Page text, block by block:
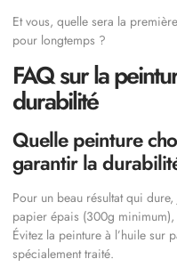
Et vous, quelle sera la
pour longtemps ?
FAQ sur la
durabilité
Quelle peinture
garantir la
Pour un beau résultat qui
papier épais (300g
Évitez la peinture à l’huile sur
spécialement traité.